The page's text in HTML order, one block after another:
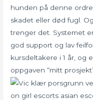
hunden på denne
skadet eller død fugl.
trenger det. Systemet
god support og lav
kursdeltakere i 1 år, og
oppgaven “mitt
on girl escorts asian